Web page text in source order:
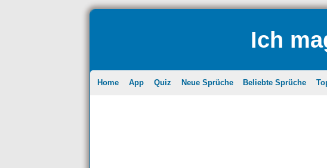
Ich
Home App Quiz Neue Sprüche Beliebte Sprüche